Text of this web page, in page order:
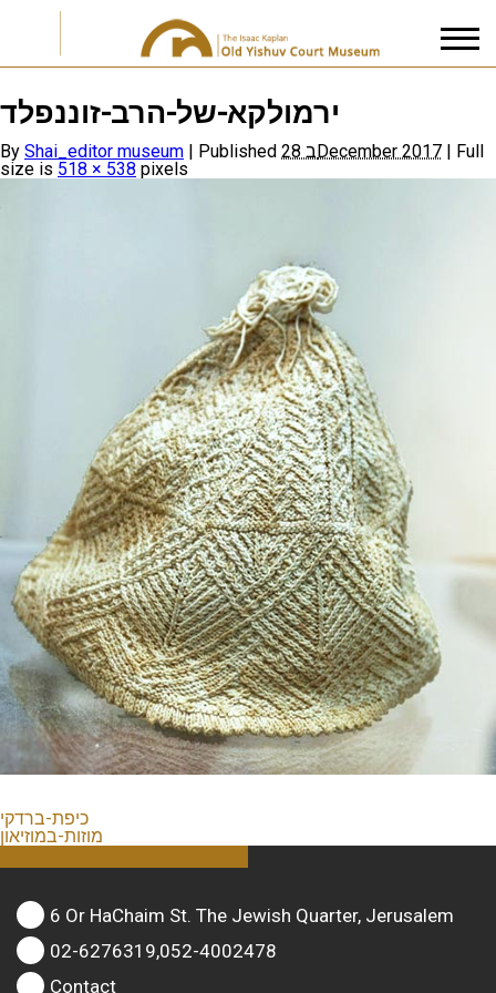
ירמולקא-של-הרב-זוננפלד
By Shai_editor museum | Published 28 בDecember 2017 | Full
size is 518 × 538 pixels
כיפת-ברדקי
מוזות-במוזיאון
6 Or HaChaim St. The Jewish Quarter, Jerusalem
02-6276319,052-4002478
Contact